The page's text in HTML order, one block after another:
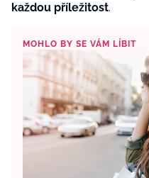
každou příležitost.
MOHLO BY SE VÁM LÍBIT